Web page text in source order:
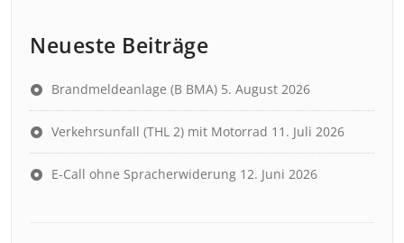
Neueste Beiträge
Brandmeldeanlage (B BMA) 5. August 2026
Verkehrsunfall (THL 2) mit Motorrad 11. Juli 2026
E-Call ohne Spracherwiderung 12. Juni 2026